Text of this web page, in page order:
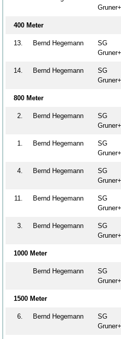
400 Meter
13. Bernd Hegemann
SG
14. Bernd Hegemann
SG
800 Meter
2. Bernd Hegemann
SG
1. Bernd Hegemann
SG
4. Bernd Hegemann
SG
11. Bernd Hegemann
SG
3. Bernd Hegemann
SG
1000 Meter
Bernd Hegemann
SG
1500 Meter
6. Bernd Hegemann
SG